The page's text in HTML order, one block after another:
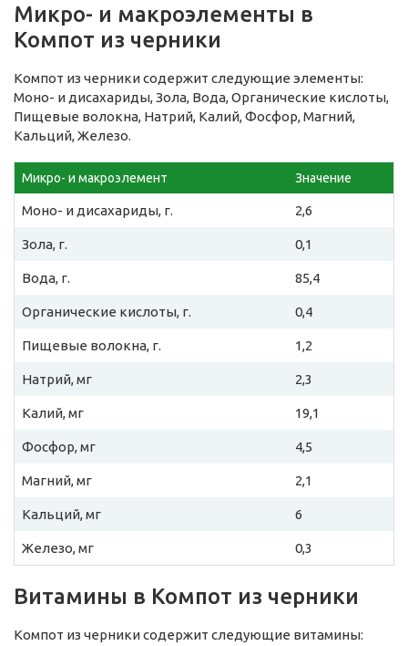
Микро- и макроэлементы в
Компот из черники
Компот из черники содержит следующие элементы:
Моно- и дисахариды, Зола, Вода, Органические кислоты,
Пищевые волокна, Натрий, Калий, Фосфор, Магний,
Кальций, Железо.
Микро- и макроэлемент Значение
Моно- и дисахариды, г. 2,6
Зола, г. 0,1
Вода, г. 85,4
Органические кислоты, г. 0,4
Пищевые волокна, г. 1,2
Натрий, мг 2,3
Калий, мг 19,1
Фосфор, мг 4,5
Магний, мг 2,1
Кальций, мг 6
Железо, мг 0,3
Витамины в Компот из черники
Компот из черники содержит следующие витамины: